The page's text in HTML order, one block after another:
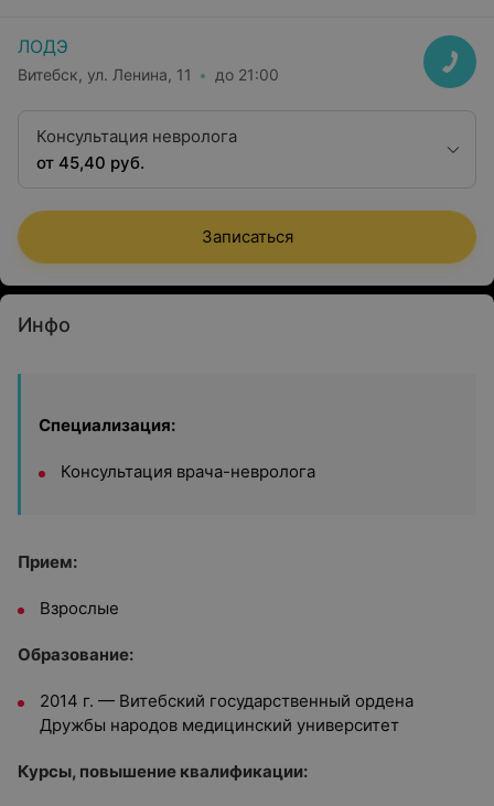
ЛОДЭ
Витебск, ул. Ленина, 11 до 21:00
Консультация невролога
от 45,40 руб.
Записаться
Инфо
Специализация:
Консультация врача-невролога
Прием:
Взрослые
Образование:
2014 г. — Витебский государственный ордена
Дружбы народов медицинский университет
Курсы, повышение квалификации: